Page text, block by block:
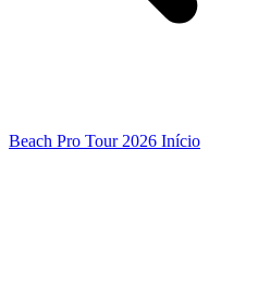
Beach Pro Tour 2026 Início